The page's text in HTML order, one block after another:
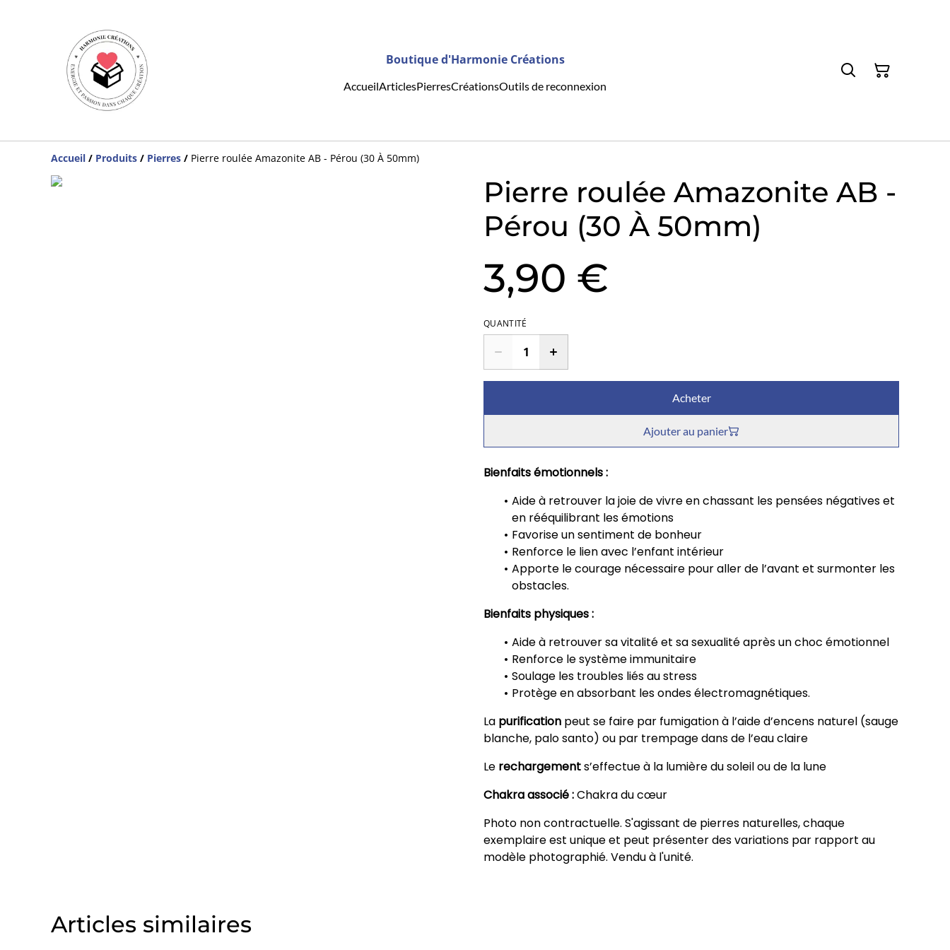
Boutique d'Harmonie Créations
AccueilArticlesPierresCréationsOutils de reconnexion
Accueil / Produits / Pierres / Pierre roulée Amazonite AB - Pérou (30 À 50mm)
Pierre roulée Amazonite AB -
Pérou (30 À 50mm)
3,90 €
QUANTITÉ
Acheter
Ajouter au panier
Bienfaits émotionnels :
Aide à retrouver la joie de vivre en chassant les pensées négatives et
en rééquilibrant les émotions
Favorise un sentiment de bonheur
Renforce le lien avec l’enfant intérieur
Apporte le courage nécessaire pour aller de l’avant et surmonter les
obstacles.
Bienfaits physiques :
Aide à retrouver sa vitalité et sa sexualité après un choc émotionnel
Renforce le système immunitaire
Soulage les troubles liés au stress
Protège en absorbant les ondes électromagnétiques.
La purification peut se faire par fumigation à l’aide d’encens naturel (sauge
blanche, palo santo) ou par trempage dans de l’eau claire
Le rechargements’effectue à la lumière du soleil ou de la lune
Chakra associé :Chakra du cœur
Photo non contractuelle. S'agissant de pierres naturelles, chaque
exemplaire est unique et peut présenter des variations par rapport au
modèle photographié. Vendu à l'unité.
Articles similaires